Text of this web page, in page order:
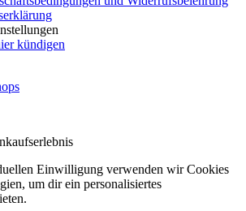
kündigen
Einwilligung verwenden wir Cookies
um dir ein personalisiertes